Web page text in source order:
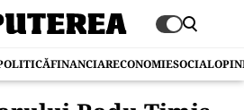
FINANCIARECONOMIESOCIAL